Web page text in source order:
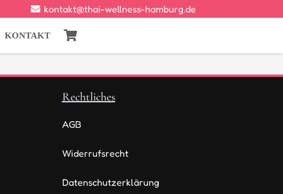
kontakt@thai-wellness-hamburg.de
KONTAKT
Rechtliches
AGB
Widerrufsrecht
Datenschutzerklärung